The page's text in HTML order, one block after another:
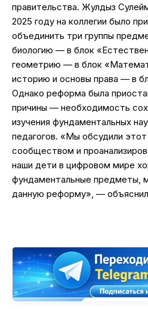
правительства. Жулдыз
2025 году на коллегии было
объединить три группы
биологию — в блок
геометрию — в блок
историю и основы права — в
Однако реформа была
причины — необходимость
изучения фундаментальных
педагогов. «Мы обсудили
сообществом и
наши дети в цифровом мире
фундаментальные предметы,
данную реформу», —